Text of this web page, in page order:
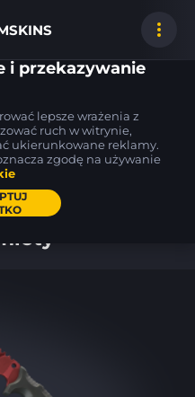
FT
USP-S
Flashback
i przekazywanie
lepsze wrażenia z
ruch w witrynie,
ukierunkowane reklamy.
zgodę na używanie